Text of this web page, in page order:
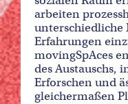
arbeiten
unterschiedliche
Erfahrungen
movingSpAces
des Austauschs,
Erforschen und
gleichermaßen